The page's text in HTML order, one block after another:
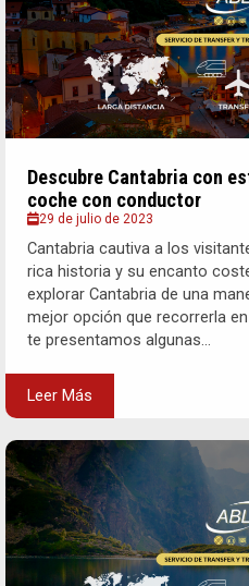
Descubre Cantabria con
coche con conductor
29 de julio de 2023
Cantabria cautiva a los
rica historia y su encanto
explorar Cantabria de una
mejor opción que recorrerla
te presentamos algunas...
Leer Más